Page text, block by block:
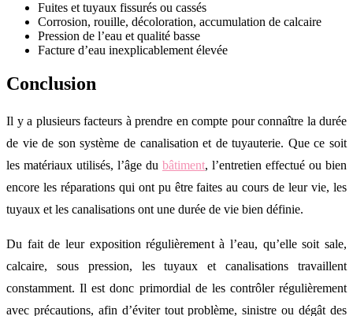
Fuites et tuyaux fissurés ou cassés
Corrosion, rouille, décoloration, accumulation de calcaire
Pression de l’eau et qualité basse
Facture d’eau inexplicablement élevée
Conclusion
Il y a plusieurs facteurs à prendre en compte pour connaître la durée
de vie de son système de canalisation et de tuyauterie. Que ce soit
les matériaux utilisés, l’âge du bâtiment, l’entretien effectué ou bien
encore les réparations qui ont pu être faites au cours de leur vie, les
tuyaux et les canalisations ont une durée de vie bien définie.
Du fait de leur exposition régulièrement à l’eau, qu’elle soit sale,
calcaire, sous pression, les tuyaux et canalisations travaillent
constamment. Il est donc primordial de les contrôler régulièrement
avec précautions, afin d’éviter tout problème, sinistre ou dégât des